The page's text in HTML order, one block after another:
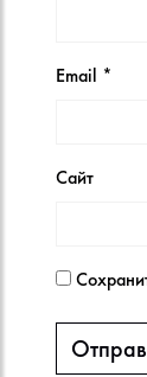
Email *
Сайт